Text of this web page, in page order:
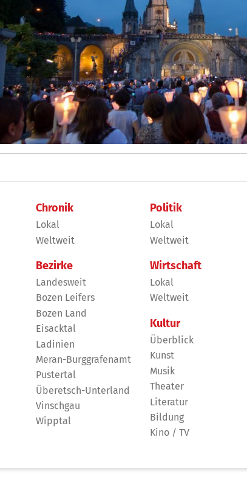
Chronik
Lokal
Weltweit
Bezirke
Landesweit
Bozen Leifers
Bozen Land
Eisacktal
Ladinien
Meran-Burggrafenamt
Pustertal
Überetsch-Unterland
Vinschgau
Wipptal
Politik
Lokal
Weltweit
Wirtschaft
Lokal
Weltweit
Kultur
Überblick
Kunst
Musik
Theater
Literatur
Bildung
Kino / TV